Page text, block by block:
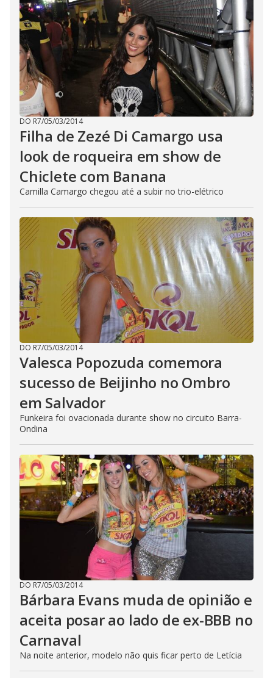
DO R7/05/03/2014
Filha de Zezé Di Camargo usa
look de roqueira em show de
Chiclete com Banana
Camilla Camargo chegou até a subir no trio-elétrico
DO R7/05/03/2014
Valesca Popozuda comemora
sucesso de Beijinho no Ombro
em Salvador
Funkeira foi ovacionada durante show no circuito Barra-
Ondina
DO R7/05/03/2014
Bárbara Evans muda de opinião e
aceita posar ao lado de ex-BBB no
Carnaval
Na noite anterior, modelo não quis ficar perto de Letícia